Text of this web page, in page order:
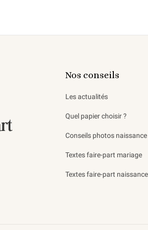
Nos conseils
Les actualités
Quel papier choisir ?
Conseils photos naissance
Textes faire-part mariage
Textes faire-part naissance